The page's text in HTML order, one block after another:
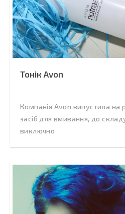
Тонік Avon
Компанія Avon випустила на
засіб для вмивання, до
виключно